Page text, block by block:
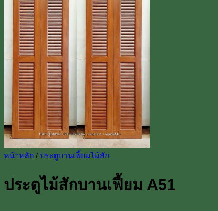
หน้าหลัก / ประตูบานเฟี้ยมไม้สัก
ประตูไม้สักบานเฟี้ยม A51